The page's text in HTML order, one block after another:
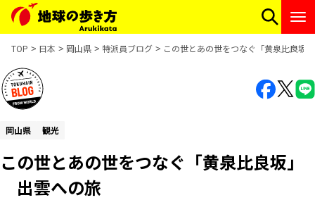
TOP 日本 岡山県 特派員ブログ この世とあの世をつなぐ「黄泉比良坂
岡山県 観光
この世とあの世をつなぐ「黄泉比良坂」
出雲への旅